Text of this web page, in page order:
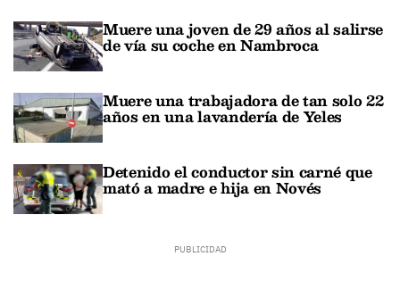
Muere una joven de 29 años al salirse
de vía su coche en Nambroca
Muere una trabajadora de tan solo 22
años en una lavandería de Yeles
Detenido el conductor sin carné que
mató a madre e hija en Novés